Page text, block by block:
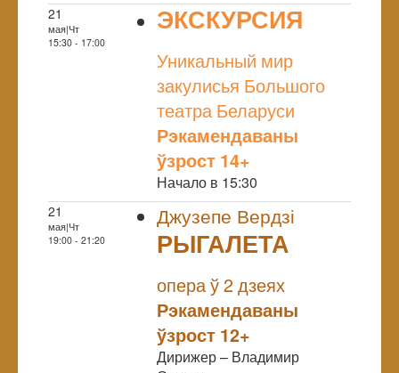
21
мая|Чт
15:30 - 17:00
ЭКСКУРСИЯ
Уникальный мир
закулисья Большого
театра Беларуси
Рэкамендаваны
ўзрост 14+
Начало в 15:30
21
мая|Чт
19:00 - 21:20
Джузепе Вердзі
РЫГАЛЕТА
опера ў 2 дзеях
Рэкамендаваны
ўзрост 12+
Дирижер – Владимир